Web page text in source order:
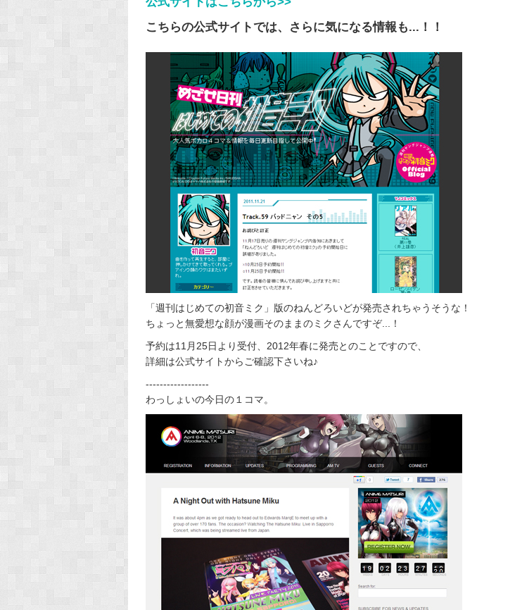
こちらの公式サイトでは、さらに気になる情報も...！！
「週刊はじめての初音ミク」版のねんどろいどが発売されちゃうそうな！
ちょっと無愛想な顔が漫画そのままのミクさんですぞ...！
予約は11月25日より受付、2012年春に発売とのことですので、
詳細は公式サイトからご確認下さいね♪
------------------
わっしょいの今日の１コマ。